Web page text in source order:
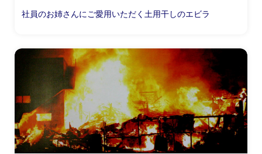
社員のお姉さんにご愛用いただく土用干しのエビラ